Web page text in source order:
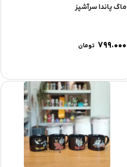
ماگ پاندا سرآشپز
۷۹۹.۰۰۰ تومان